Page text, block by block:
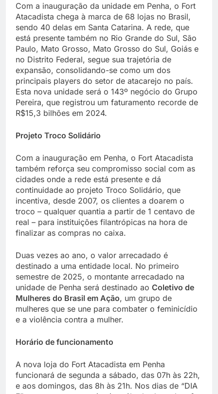
Com a inauguração da unidade em Penha, o Fort
Atacadista chega à marca de 68 lojas no Brasil,
sendo 40 delas em Santa Catarina. A rede, que
está presente também no Rio Grande do Sul, São
Paulo, Mato Grosso, Mato Grosso do Sul, Goiás e
no Distrito Federal, segue sua trajetória de
expansão, consolidando-se como um dos
principais players do setor de atacarejo no país.
Esta nova unidade será o 143º negócio do Grupo
Pereira, que registrou um faturamento recorde de
R$15,3 bilhões em 2024.
Projeto Troco Solidário
Com a inauguração em Penha, o Fort Atacadista
também reforça seu compromisso social com as
cidades onde a rede está presente e dá
continuidade ao projeto Troco Solidário, que
incentiva, desde 2007, os clientes a doarem o
troco – qualquer quantia a partir de 1 centavo de
real – para instituições filantrópicas na hora de
finalizar as compras no caixa.
Duas vezes ao ano, o valor arrecadado é
destinado a uma entidade local. No primeiro
semestre de 2025, o montante arrecadado na
unidade de Penha será destinado ao Coletivo de
Mulheres do Brasil em Ação, um grupo de
mulheres que se une para combater o feminicídio
e a violência contra a mulher.
Horário de funcionamento
A nova loja do Fort Atacadista em Penha
funcionará de segunda a sábado, das 07h às 22h,
e aos domingos, das 8h às 21h. Nos dias de “DIA